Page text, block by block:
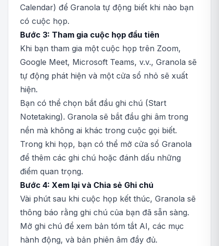
Calendar) để Granola tự động biết khi nào bạn
có cuộc họp.
Bước 3: Tham gia cuộc họp đầu tiên
Khi bạn tham gia một cuộc họp trên Zoom,
Google Meet, Microsoft Teams, v.v., Granola sẽ
tự động phát hiện và một cửa sổ nhỏ sẽ xuất
hiện.
Bạn có thể chọn bắt đầu ghi chú (Start
Notetaking). Granola sẽ bắt đầu ghi âm trong
nền mà không ai khác trong cuộc gọi biết.
Trong khi họp, bạn có thể mở cửa sổ Granola
để thêm các ghi chú hoặc đánh dấu những
điểm quan trọng.
Bước 4: Xem lại và Chia sẻ Ghi chú
Vài phút sau khi cuộc họp kết thúc, Granola sẽ
thông báo rằng ghi chú của bạn đã sẵn sàng.
Mở ghi chú để xem bản tóm tắt AI, các mục
hành động, và bản phiên âm đầy đủ.